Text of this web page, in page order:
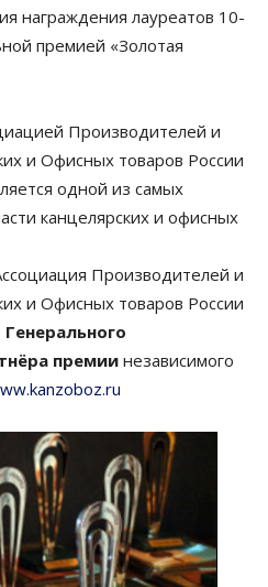
награждения лауреатов 10-
премией «Золотая
Производителей и
и Офисных товаров России
одной из самых
канцелярских и офисных
Производителей и
и Офисных товаров России
Генерального
премии независимого